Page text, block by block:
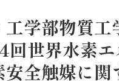
工学部物質工
回世界水素
全触媒に関